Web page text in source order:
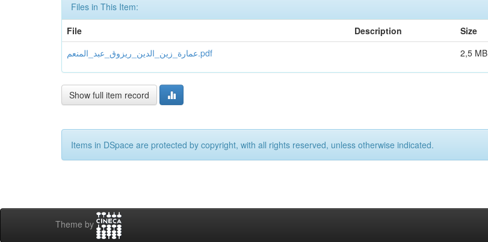
Files in This Item:
File
Description Size
عمارة_زين_الدين_ريزوق_عبد_المنعم.pdf
2,5 MB
Show full item record
Items in DSpace are protected by copyright, with all rights reserved, unless otherwise indicated.
Theme by